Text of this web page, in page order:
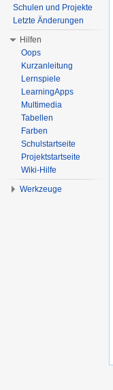
Schulen und Projekte
Letzte Änderungen
Hilfen
Oops
Kurzanleitung
Lernspiele
LearningApps
Multimedia
Tabellen
Farben
Schulstartseite
Projektstartseite
Wiki-Hilfe
Werkzeuge